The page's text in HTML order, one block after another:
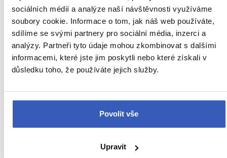
sociálních médií a analýze naší návštěvnosti využíváme
soubory cookie. Informace o tom, jak náš web používáte,
sdílíme se svými partnery pro sociální média, inzerci a
analýzy. Partneři tyto údaje mohou zkombinovat s dalšími
informacemi, které jste jim poskytli nebo které získali v
důsledku toho, že používáte jejich služby.
Povolit vše
Upravit
sae-
vyroste-
nejdelsi-
zipline-
draha-
sveta-
dosahne-
h/
Inspirace
Jídlo a pití
Na vlastní kůži
Nepropásněte
Oblíbená místa